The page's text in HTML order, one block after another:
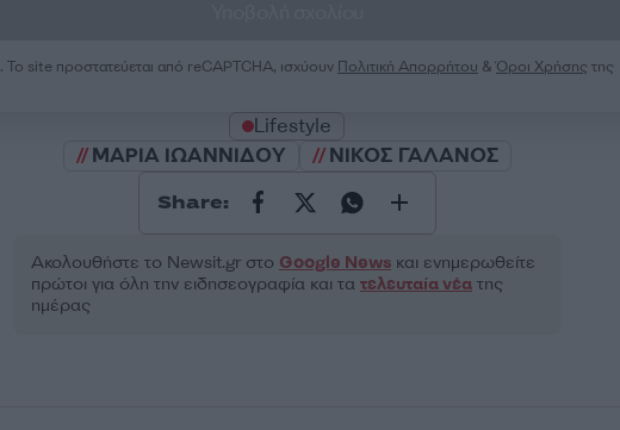
. Το site προστατεύεται από reCAPTCHA, ισχύουν Πολιτική Απορρήτου &Όροι Χρήσης της
Lifestyle
ΜΑΡΙΑ ΙΩΑΝΝΙΔΟΥ
ΝΙΚΟΣ ΓΑΛΑΝΟΣ
Share:
Ακολουθήστε το Νewsit.gr στο Google Newsκαι ενημερωθείτε
πρώτοι για όλη την ειδησεογραφία και τα τελευταία νέατης
ημέρας